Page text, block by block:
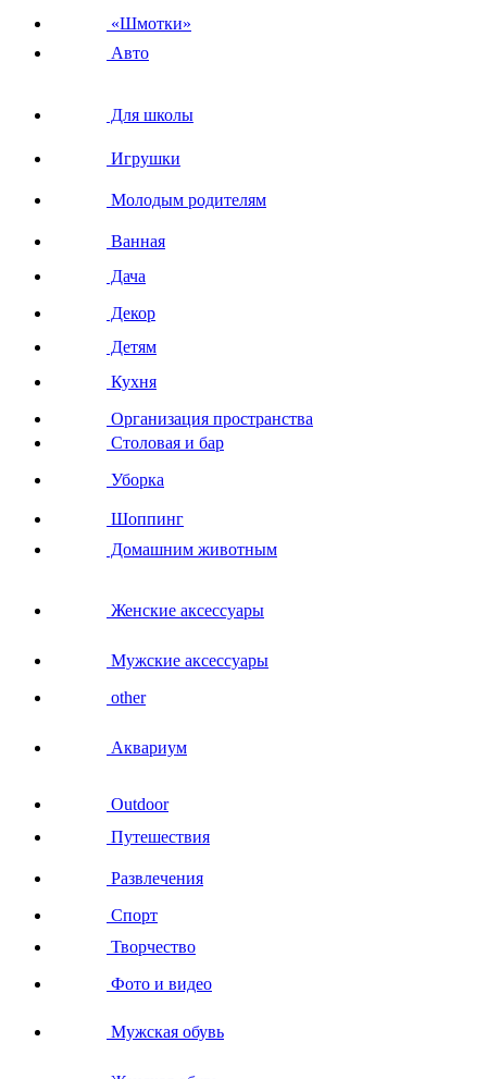
«Шмотки»
Авто
Для школы
Игрушки
Молодым родителям
Ванная
Дача
Декор
Детям
Кухня
Организация пространства
Столовая и бар
Уборка
Шоппинг
Домашним животным
Женские аксессуары
Мужские аксессуары
other
Аквариум
Outdoor
Путешествия
Развлечения
Спорт
Творчество
Фото и видео
Мужская обувь